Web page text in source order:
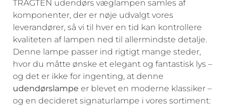
TRAGTEN udendørs væglampen samles af
komponenter, der er nøje udvalgt vores
leverandører, så vi til hver en tid kan kontrollere
kvaliteten af lampen ned til allermindste detalje.
Denne lampe passer ind rigtigt mange steder,
hvor du måtte ønske et elegant og fantastisk lys –
og det er ikke for ingenting, at denne
udendørslampe er blevet en moderne klassiker –
og en decideret signaturlampe i vores sortiment: